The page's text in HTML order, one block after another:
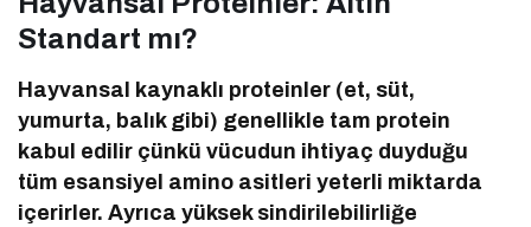
Standart mı?
Hayvansal kaynaklı proteinler (et, süt,
yumurta, balık gibi) genellikle tam protein
kabul edilir çünkü vücudun ihtiyaç duyduğu
tüm esansiyel amino asitleri yeterli miktarda
içerirler. Ayrıca yüksek sindirilebilirliğe